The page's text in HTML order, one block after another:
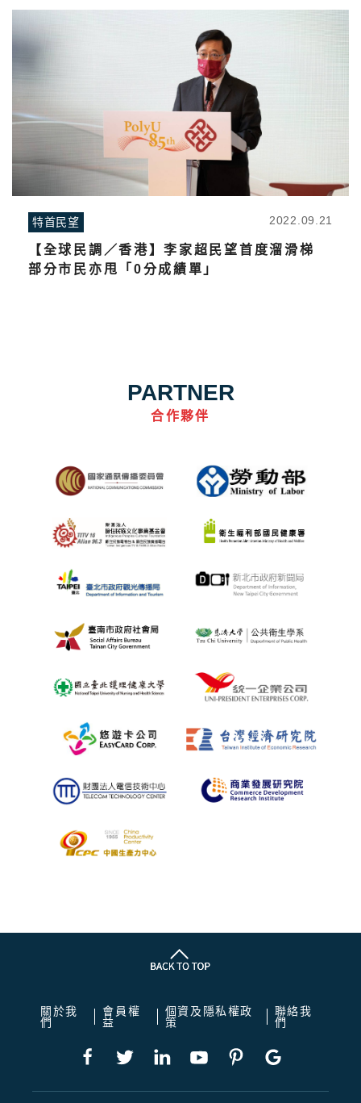
特首民望 2022.09.21
【全球民調／香港】李家超民望首度溜滑梯
部分市民亦甩「0分成績單」
PARTNER
合作夥伴
關於我
們
會員權
益
個資及隱私權政
策
聯絡我
們